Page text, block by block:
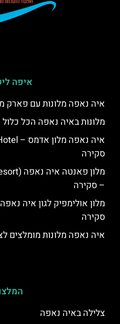
איפה
איה נאפה מלונות עם פארק
מלונות באיה נאפה הכל כלול
סקירה
– סקירה
סקירה
איה נאפה מלונות מומלצים
צלילה באיה נאפה